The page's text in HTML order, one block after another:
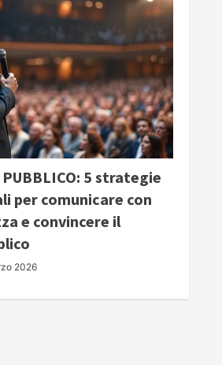
PUBBLICO: 5 strategie
per comunicare con
e convincere il
2026